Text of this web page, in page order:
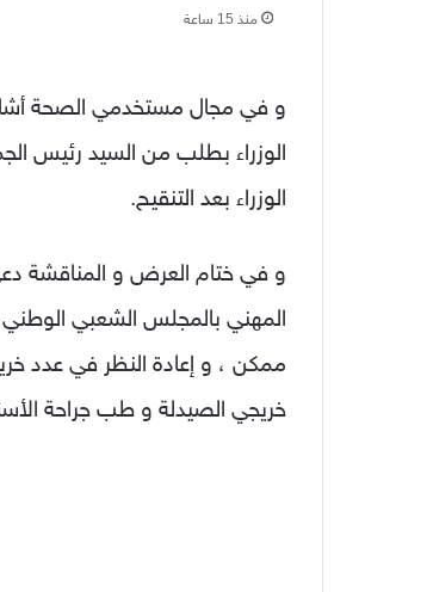
منذ 15 ساعة
و في مجال مستخدمي الصحة
الوزراء بطلب من السيد رئيس
الوزراء بعد التنقيح.
و في ختام العرض و المناقشة
المهني بالمجلس الشعبي
ممكن ، و إعادة النظر في عدد
خريجي الصيدلة و طب جراحة